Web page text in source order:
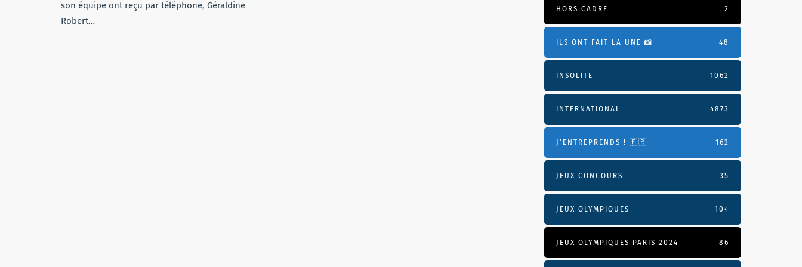
son équipe ont reçu par téléphone, Géraldine
Robert…
HORS CADRE 2
ILS ONT FAIT LA UNE 📸 48
INSOLITE 1062
INTERNATIONAL 4873
J'ENTREPRENDS ! 🇫🇷 162
JEUX CONCOURS 35
JEUX OLYMPIQUES 104
JEUX OLYMPIQUES PARIS 2024 86